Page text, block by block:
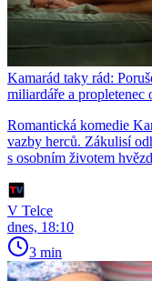
Kamarád taky rád:
miliardáře a propletenec
Romantická komedie
vazby herců. Zákulisí
s osobním životem
V Telce
dnes, 18:10
3 min